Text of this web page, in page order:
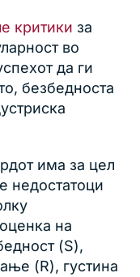
критики за
во
да ги
безбедноста
има за цел
недостатоци
на
(S),
(R), густина